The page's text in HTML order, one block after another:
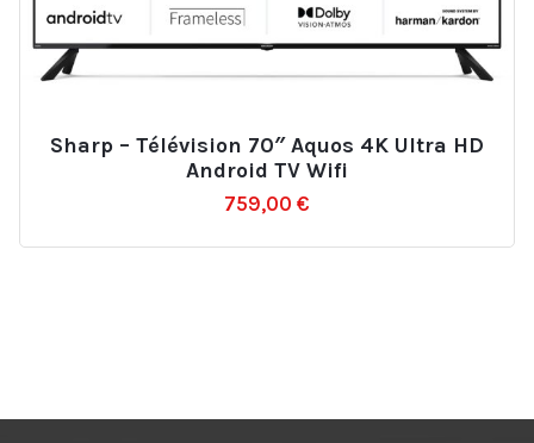
Sharp – Télévision 70″ Aquos 4K Ultra HD
Android TV Wifi
759,00 €
liste